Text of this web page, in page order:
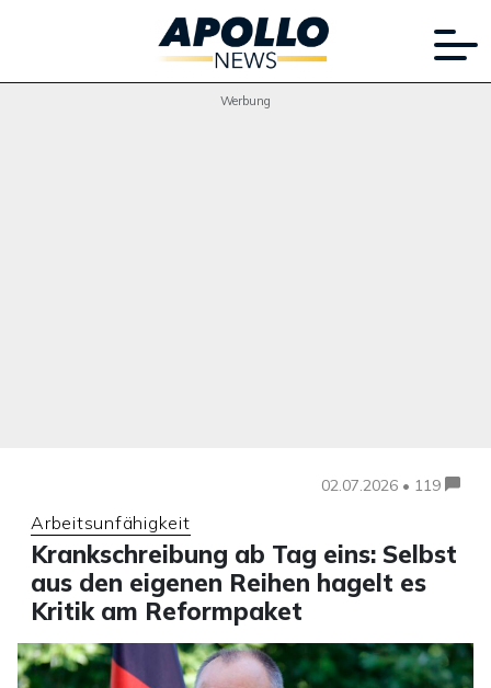
Werbung
02.07.2026 • 119
Arbeitsunfähigkeit
Krankschreibung ab Tag eins: Selbst
aus den eigenen Reihen hagelt es
Kritik am Reformpaket